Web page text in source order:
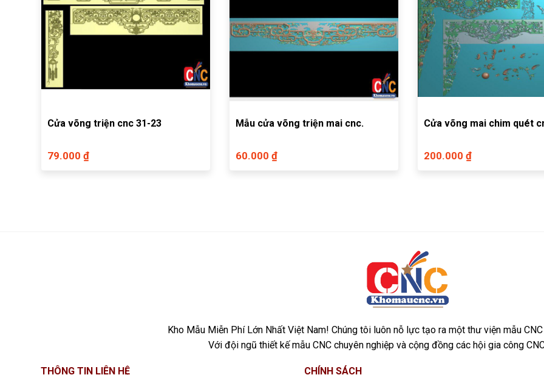
Cửa võng triện cnc 31-23
79.000 ₫
Mẫu cửa võng triện mai cnc.
60.000 ₫
Cửa võng mai chim quét
200.000 ₫
Kho Mẫu Miễn Phí Lớn Nhất Việt Nam! Chúng tôi luôn nỗ lực tạo ra một thư viện mẫu
Với đội ngũ thiết kế mẫu CNC chuyên nghiệp và cộng đồng các hội gia công
THÔNG TIN LIÊN HỆ CHÍNH SÁCH